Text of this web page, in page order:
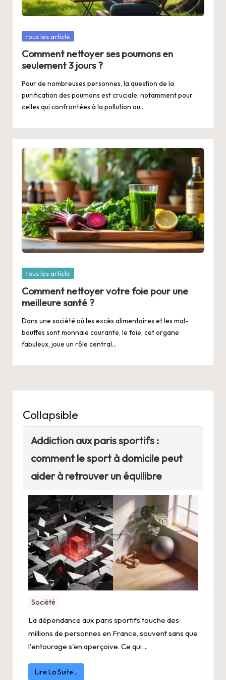
Posted
tous les article
Comment nettoyer ses poumons en
seulement 3 jours ?
Pour de nombreuses personnes, la question de la
purification des poumons est cruciale, notamment pour
celles qui confrontées à la pollution ou…
Posted
tous les article
Comment nettoyer votre foie pour une
meilleure santé ?
Dans une société où les excès alimentaires et les mal-
bouffes sont monnaie courante, le foie, cet organe
fabuleux, joue un rôle central…
Collapsible
Addiction aux paris sportifs :
comment le sport à domicile peut
aider à retrouver un équilibre
Société
La dépendance aux paris sportifs touche des
millions de personnes en France, souvent sans que
l'entourage s'en aperçoive. Ce qui ...
Lire La Suite…